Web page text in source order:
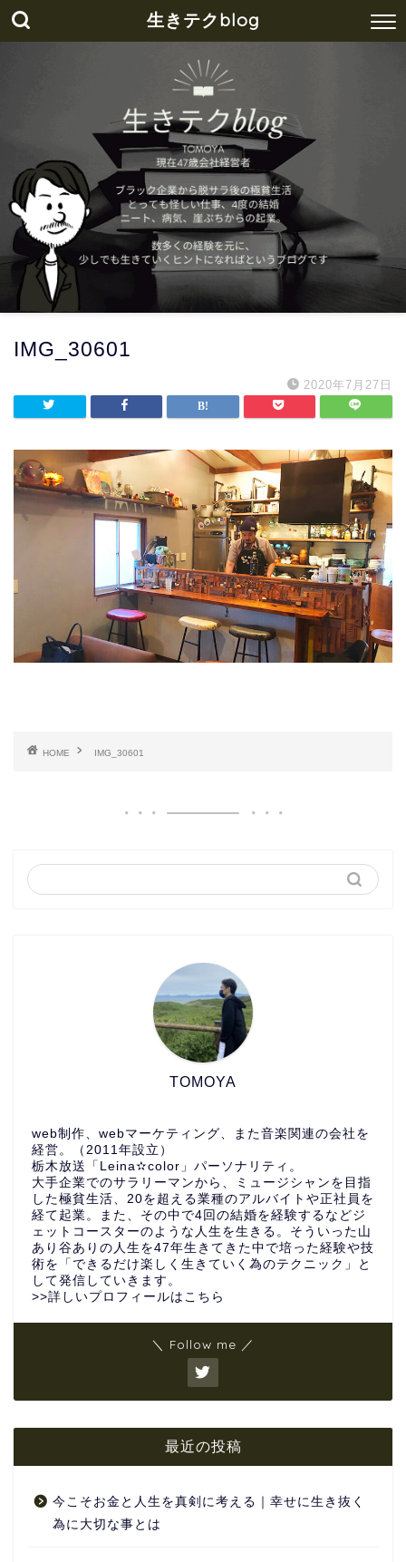
生きテクblog
IMG_30601
2020年7月27日
HOME IMG_30601
TOMOYA
web制作、webマーケティング、また音楽関連の会社を
経営。（2011年設立）
栃木放送「Leina✫color」パーソナリティ。
大手企業でのサラリーマンから、ミュージシャンを目指
した極貧生活、20を超える業種のアルバイトや正社員を
経て起業。また、その中で4回の結婚を経験するなどジ
ェットコースターのような人生を生きる。そういった山
あり谷ありの人生を47年生きてきた中で培った経験や技
術を「できるだけ楽しく生きていく為のテクニック」と
して発信していきます。
>>詳しいプロフィールはこちら
＼ Follow me ／
最近の投稿
今こそお金と人生を真剣に考える｜幸せに生き抜く
為に大切な事とは